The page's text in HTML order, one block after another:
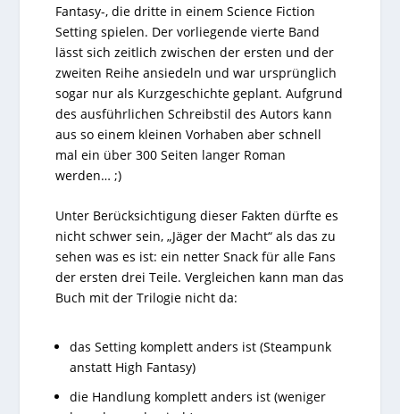
Fantasy-, die dritte in einem Science Fiction
Setting spielen. Der vorliegende vierte Band
lässt sich zeitlich zwischen der ersten und der
zweiten Reihe ansiedeln und war ursprünglich
sogar nur als Kurzgeschichte geplant. Aufgrund
des ausführlichen Schreibstil des Autors kann
aus so einem kleinen Vorhaben aber schnell
mal ein über 300 Seiten langer Roman
werden… ;)
Unter Berücksichtigung dieser Fakten dürfte es
nicht schwer sein, „Jäger der Macht“ als das zu
sehen was es ist: ein netter Snack für alle Fans
der ersten drei Teile. Vergleichen kann man das
Buch mit der Trilogie nicht da:
das Setting komplett anders ist (Steampunk
anstatt High Fantasy)
die Handlung komplett anders ist (weniger